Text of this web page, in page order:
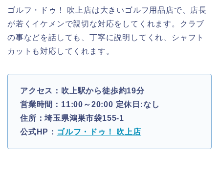
ゴルフ・ドゥ！ 吹上店は大きいゴルフ用品店で、店長
が若くイケメンで親切な対応をしてくれます。クラブ
の事などを話しても、丁寧に説明してくれ、シャフト
カットも対応してくれます。
アクセス：吹上駅から徒歩約19分
営業時間：11:00～20:00 定休日:なし
住所：埼玉県鴻巣市袋155-1
公式HP： ゴルフ・ドゥ！ 吹上店